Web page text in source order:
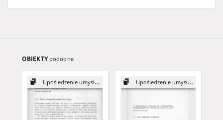
OBIEKTY podobne
Upośledzenie umysłowe Upośledzenie umysłowe